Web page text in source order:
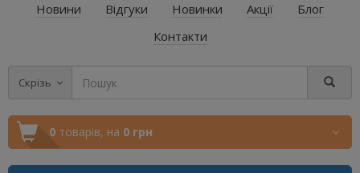
Новини Відгуки Новинки Акції
Блог
Контакти
Скрізь
0 товарів, на 0 грн